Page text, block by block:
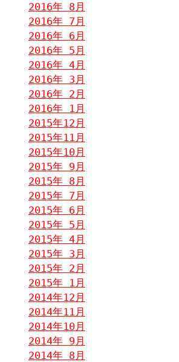
2016年 8月
2016年 7月
2016年 6月
2016年 5月
2016年 4月
2016年 3月
2016年 2月
2016年 1月
2015年12月
2015年11月
2015年10月
2015年 9月
2015年 8月
2015年 7月
2015年 6月
2015年 5月
2015年 4月
2015年 3月
2015年 2月
2015年 1月
2014年12月
2014年11月
2014年10月
2014年 9月
2014年 8月